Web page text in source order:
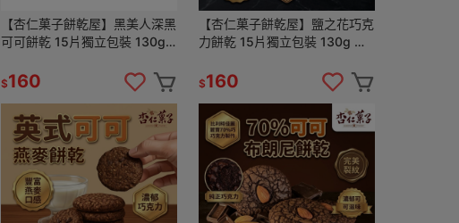
【杏仁菓子餅乾屋】黑美人深黑
可可餅乾 15片獨立包裝 130g
$160
【杏仁菓子餅乾屋】鹽之花巧克
力餅乾 15片獨立包裝 130g 海
$160